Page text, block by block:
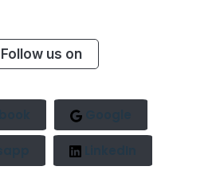
Follow us on
Google